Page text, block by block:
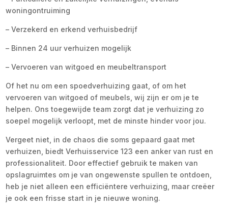
woningontruiming
– Verzekerd en erkend verhuisbedrijf
– Binnen 24 uur verhuizen mogelijk
– Vervoeren van witgoed en meubeltransport
Of het nu om een spoedverhuizing gaat, of om het
vervoeren van witgoed of meubels, wij zijn er om je te
helpen. Ons toegewijde team zorgt dat je verhuizing zo
soepel mogelijk verloopt, met de minste hinder voor jou.
Vergeet niet, in de chaos die soms gepaard gaat met
verhuizen, biedt Verhuisservice 123 een anker van rust en
professionaliteit. Door effectief gebruik te maken van
opslagruimtes om je van ongewenste spullen te ontdoen,
heb je niet alleen een efficiëntere verhuizing, maar creëer
je ook een frisse start in je nieuwe woning.